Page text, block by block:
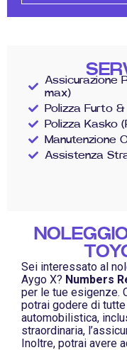
Assicurazione
max)
Polizza Furto
Polizza Kasko
Manutenzione
Assistenza
Sei interessato al
Aygo X? Numbers
per le tue esigenze.
potrai godere di
automobilistica,
straordinaria,
Inoltre, potrai avere